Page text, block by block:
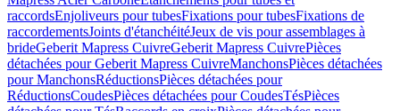
raccordsEnjoliveurs pour tubesFixations pour tubesFixations de
raccordementsJoints d'étanchéitéJeux de vis pour assemblages à
brideGeberit Mapress CuivreGeberit Mapress CuivrePièces
détachées pour Geberit Mapress CuivreManchonsPièces détachées
pour ManchonsRéductionsPièces détachées pour
RéductionsCoudesPièces détachées pour CoudesTésPièces